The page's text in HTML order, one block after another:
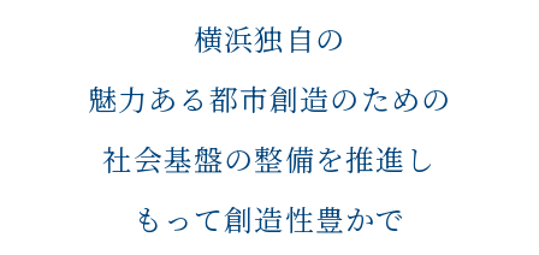
横浜独自の
魅力ある都市創造のための
社会基盤の整備を推進し
もって創造性豊かで